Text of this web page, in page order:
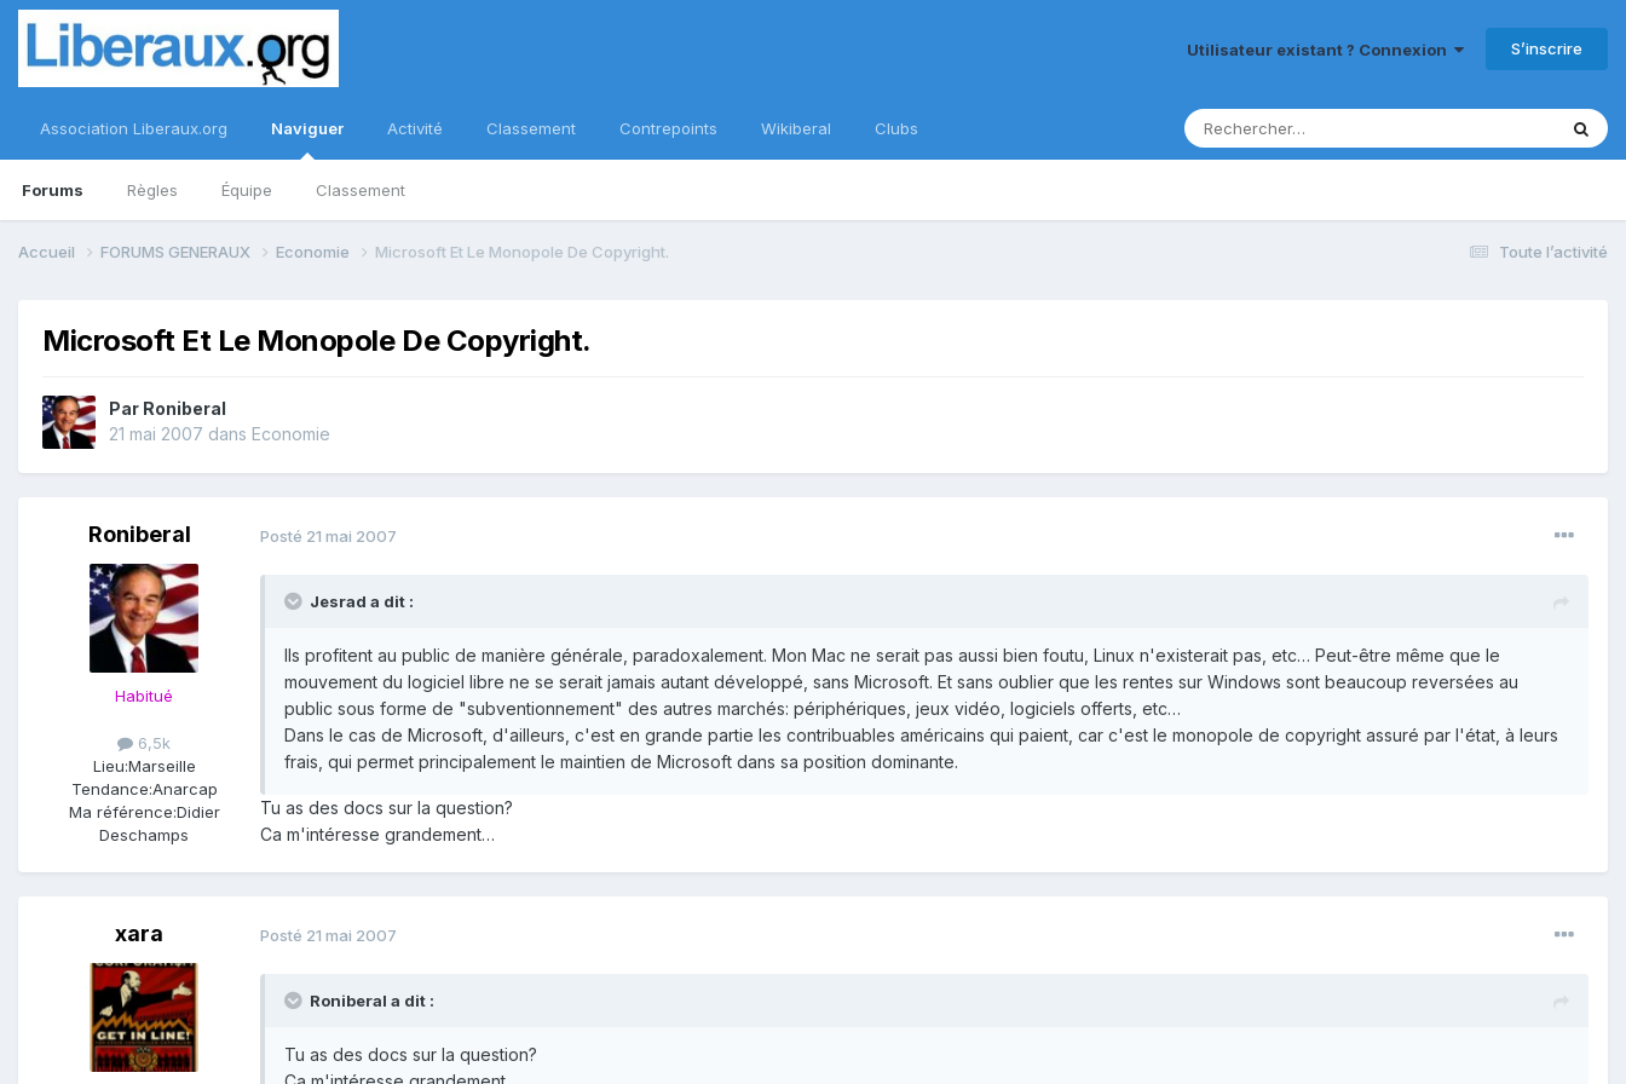
Utilisateur existant ? Connexion S’inscrire
Association Liberaux.org Naviguer
Forums Règles Équipe Classement
Activité Classement Contrepoints Wikiberal Clubs
Toute l’activité
Accueil FORUMS GENERAUX Economie Microsoft Et Le Monopole De Copyright.
Microsoft Et Le Monopole De Copyright.
Par Roniberal
21 mai 2007 dans Economie
Roniberal
Habitué
6,5k
Lieu:Marseille
Tendance:Anarcap
Ma référence:Didier
Deschamps
Posté 21 mai 2007
Jesrad a dit :
Ils profitent au public de manière générale, paradoxalement. Mon Mac ne serait pas aussi bien foutu, Linux n'existerait pas, etc… Peut-être même que le
mouvement du logiciel libre ne se serait jamais autant développé, sans Microsoft. Et sans oublier que les rentes sur Windows sont beaucoup reversées au
public sous forme de "subventionnement" des autres marchés: périphériques, jeux vidéo, logiciels offerts, etc…
Dans le cas de Microsoft, d'ailleurs, c'est en grande partie les contribuables américains qui paient, car c'est le monopole de copyright assuré par l'état, à leurs
frais, qui permet principalement le maintien de Microsoft dans sa position dominante.
Tu as des docs sur la question?
Ca m'intéresse grandement…
xara Posté 21 mai 2007
Roniberal a dit :
Tu as des docs sur la question?